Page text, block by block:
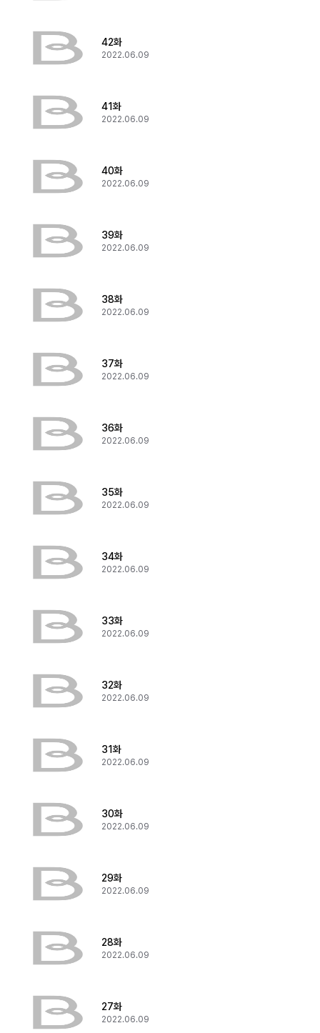
42화
2022.06.09
41화
2022.06.09
40화
2022.06.09
39화
2022.06.09
38화
2022.06.09
37화
2022.06.09
36화
2022.06.09
35화
2022.06.09
34화
2022.06.09
33화
2022.06.09
32화
2022.06.09
31화
2022.06.09
30화
2022.06.09
29화
2022.06.09
28화
2022.06.09
27화
2022.06.09